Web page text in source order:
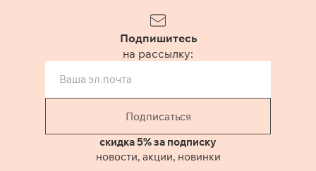
гардеробе. Произведено на
локальных фабриках России.
модель джинс есть в этих же
первоначальный вид даже
после нескольких стирок.
Рекомендуем стирать при
температуре не более 30°C.
Подпишитесь
на рассылку:
Подписаться
скидка 5% за подписку
новости, акции, новинки